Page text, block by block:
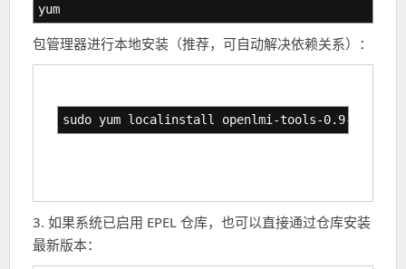
yum
包管理器进行本地安装（推荐，可自动解决依赖关系）：
sudo yum localinstall openlmi-tools-0.9-
3. 如果系统已启用 EPEL 仓库，也可以直接通过仓库安装
最新版本：